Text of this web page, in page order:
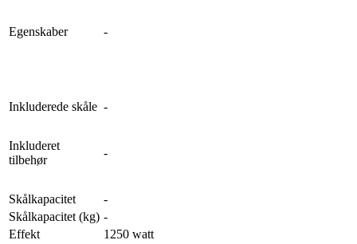
Egenskaber -
Inkluderede skåle -
Inkluderet
tilbehør
-
Skålkapacitet
-
Skålkapacitet (kg) -
Effekt
1250 watt